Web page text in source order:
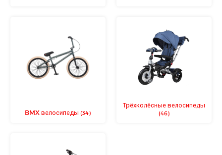
BMX велосипеды(34)
Трёхколёсные велосипеды
(46)